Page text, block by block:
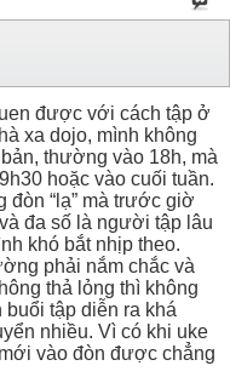
được với cách tập ở
xa dojo, mình không
thường vào 18h, mà
hoặc vào cuối tuần.
đòn “lạ” mà trước giờ
đa số là người tập lâu
khó bắt nhịp theo.
phải nắm chắc và
thả lỏng thì không
tập diễn ra khá
nhiều. Vì có khi uke
vào đòn được chẳng